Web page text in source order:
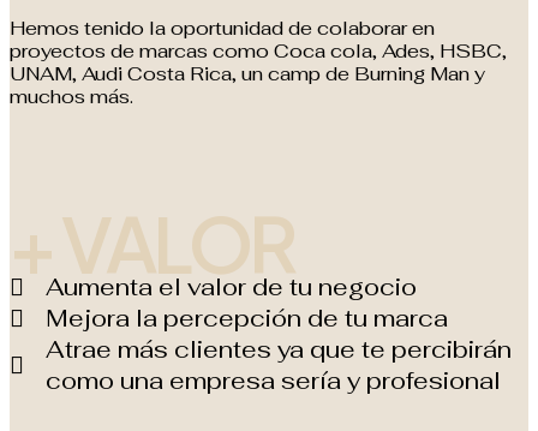
Hemos tenido la oportunidad de colaborar en
proyectos de marcas como Coca cola, Ades, HSBC,
UNAM, Audi Costa Rica, un camp de Burning Man y
muchos más.
+ VALOR
Aumenta el valor de tu negocio
Mejora la percepción de tu marca
Atrae más clientes ya que te percibirán
como una empresa sería y profesional